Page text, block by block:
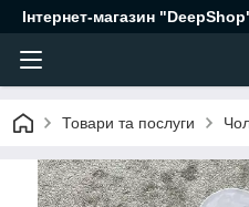
Інтернет-магазин
Товари та послуги